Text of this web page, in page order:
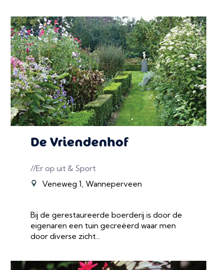
De Vriendenhof
//Er op uit & Sport
Veneweg 1, Wanneperveen
Bij de gerestaureerde boerderij is door de
eigenaren een tuin gecreëerd waar men
door diverse zicht...